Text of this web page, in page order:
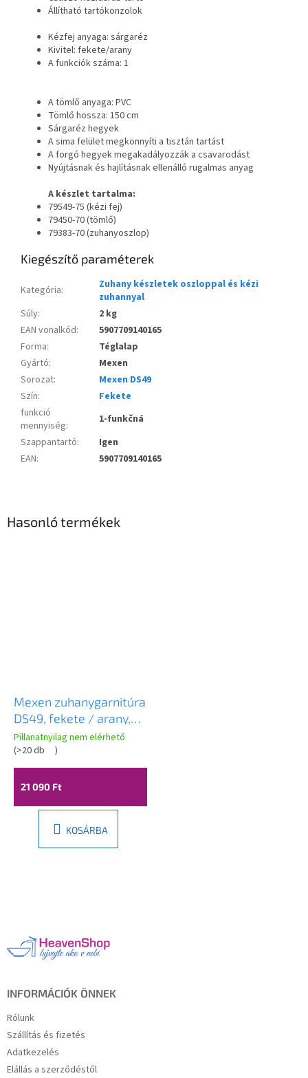
Állítható tartókonzolok
Kézfej anyaga: sárgaréz
Kivitel: fekete/arany
A funkciók száma: 1
A tömlő anyaga: PVC
Tömlő hossza: 150 cm
Sárgaréz hegyek
A sima felület megkönnyíti a tisztán tartást
A forgó hegyek megakadályozzák a csavarodást
Nyújtásnak és hajlításnak ellenálló rugalmas anyag
A készlet tartalma:
79549-75 (kézi fej)
79450-70 (tömlő)
79383-70 (zuhanyoszlop)
Kiegészítő paraméterek
Kategória:
Zuhany készletek oszloppal és kézi
zuhannyal
Súly:
2 kg
EAN vonalkód:
5907709140165
Forma:
Téglalap
Gyártó:
Mexen
Sorozat:
Mexen DS49
Szín:
Fekete
funkció
mennyiség:
1-funkčná
Szappantartó:
Igen
EAN: 5907709140165
Hasonló termékek
Mexen zuhanygarnitúra
DS49, fekete / arany,
785494583-57
Pillanatnyilag nem elérhető
(>20 db )
21 090 Ft
KOSÁRBA
INFORMÁCIÓK ÖNNEK
Rólunk
Szállítás és fizetés
Adatkezelés
Elállás a szerződéstől